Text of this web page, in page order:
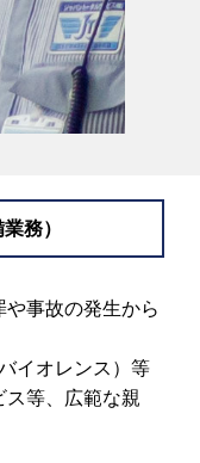
務）
事故の発生から
イオレンス）等
ス等、広範な親